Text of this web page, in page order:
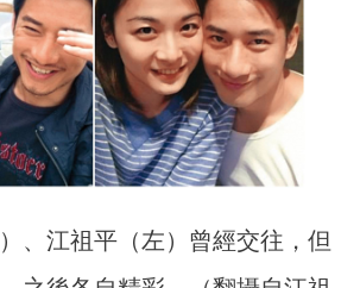
、江祖平（左）曾經交往，但